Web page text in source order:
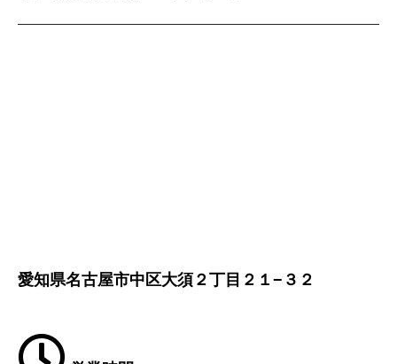
愛知県名古屋市中区大須２丁目２１−３２